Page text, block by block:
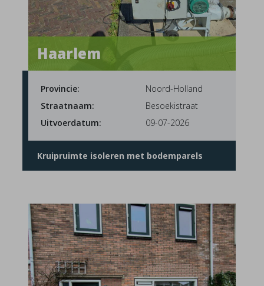
Haarlem
Provincie:
Noord-Holland
Straatnaam:
Besoekistraat
Uitvoerdatum:
09-07-2026
Kruipruimte isoleren met bodemparels